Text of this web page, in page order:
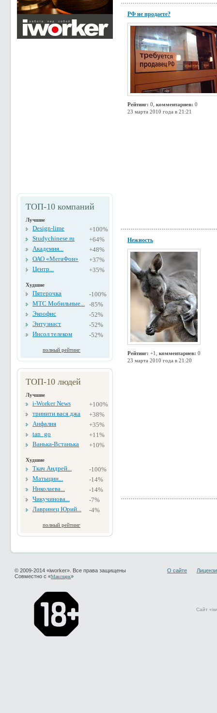
ТОП-10 компаний
Лучшие
Design-lime
+100%
Studychinese.ru
+64%
Академия...
+48%
ОАО «МегаФон»
+37%
Центр...
+35%
Худшие
Пятерочка
-100%
МТС Мобильные... -85%
Экоофис
-52%
Энтузиаст
-52%
Инсол телеком
-52%
полный рейтинг
ТОП-10 людей
Лучшие
i-Worker News
+100%
тринити вася джа
+38%
Анфалия
+35%
tan_go
+11%
Ванька-Встанька
+10%
Худшие
Ткач Андрей...
-100%
Матыцин...
-14%
Николаева...
-14%
Чикучинова...
-7%
Лавринец Юрий...
-4%
полный рейтинг
РФ не продаете?
Рейтинг: 0, комментариев: 0
23 марта 2010 года в 21:21
Нежность
Рейтинг: +1, комментариев: 0
23 марта 2010 года в 21:20
© 2009-2014 «iworker». Все права защищены
Совместно с «Макспарк»
О сайте
Сайт